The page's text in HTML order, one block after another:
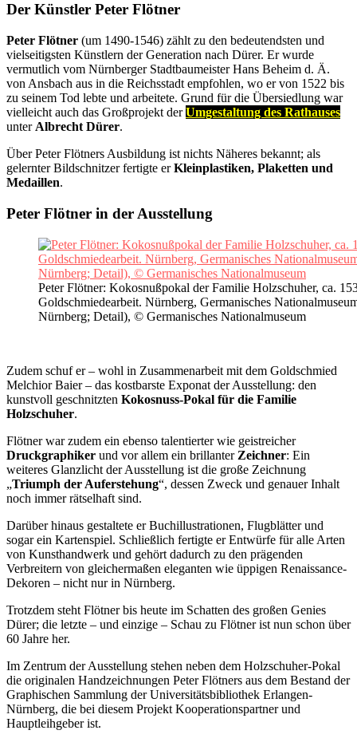
Der Künstler Peter Flötner
Peter Flötner (um 1490-1546) zählt zu den bedeutendsten und
vielseitigsten Künstlern der Generation nach Dürer. Er wurde
vermutlich vom Nürnberger Stadtbaumeister Hans Beheim d. Ä.
von Ansbach aus in die Reichsstadt empfohlen, wo er von 1522 bis
zu seinem Tod lebte und arbeitete. Grund für die Übersiedlung war
vielleicht auch das Großprojekt derUmgestaltung des Rathauses
unter Albrecht Dürer.
Über Peter Flötners Ausbildung ist nichts Näheres bekannt; als
gelernter Bildschnitzer fertigte erKleinplastiken, Plaketten und
Medaillen.
Peter Flötner in der Ausstellung
Peter Flötner: Kokosnußpokal der Familie Holzschuher, ca.
Goldschmiedearbeit. Nürnberg, Germanisches
Nürnberg; Detail), © Germanisches Nationalmuseum
Zudem schuf er – wohl in Zusammenarbeit mit dem Goldschmied
Melchior Baier – das kostbarste Exponat der Ausstellung: den
kunstvoll geschnitzten Kokosnuss-Pokal für die Familie
Holzschuher.
Flötner war zudem ein ebenso talentierter wie geistreicher
Druckgraphiker und vor allem ein brillanter Zeichner: Ein
weiteres Glanzlicht der Ausstellung ist die große Zeichnung
„Triumph der Auferstehung“, dessen Zweck und genauer Inhalt
noch immer rätselhaft sind.
Darüber hinaus gestaltete er Buchillustrationen, Flugblätter und
sogar ein Kartenspiel. Schließlich fertigte er Entwürfe für alle Arten
von Kunsthandwerk und gehört dadurch zu den prägenden
Verbreitern von gleichermaßen eleganten wie üppigen Renaissance-
Dekoren – nicht nur in Nürnberg.
Trotzdem steht Flötner bis heute im Schatten des großen Genies
Dürer; die letzte – und einzige – Schau zu Flötner ist nun schon über
60 Jahre her.
Im Zentrum der Ausstellung stehen neben dem Holzschuher-Pokal
die originalen Handzeichnungen Peter Flötners aus dem Bestand der
Graphischen Sammlung der Universitätsbibliothek Erlangen-
Nürnberg, die bei diesem Projekt Kooperationspartner und
Hauptleihgeber ist.